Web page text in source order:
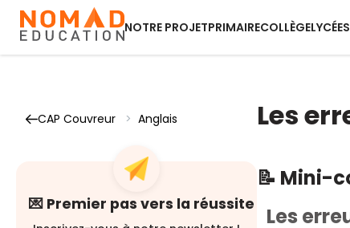
NOTRE PROJETPRIMAIRECOLLÈGELYCÉE
CAP Couvreur > Anglais
💌 Premier pas vers la réussite
Les
📝 Mini-
Les